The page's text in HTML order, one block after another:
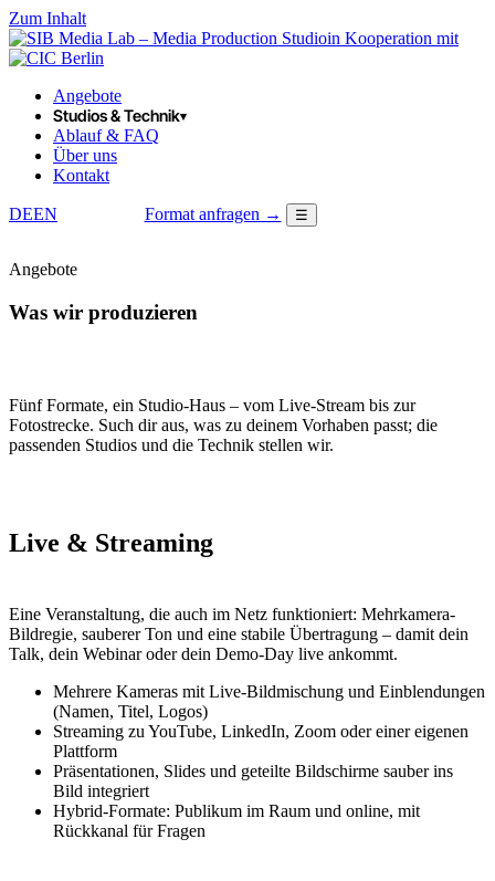
Zum Inhalt
in Kooperation mit
Angebote
Studios & Technik▾
Ablauf & FAQ
Über uns
Kontakt
DEEN Format anfragen → ☰
Angebote
Was wir produzieren
Fünf Formate, ein Studio-Haus – vom Live-Stream bis zur
Fotostrecke. Such dir aus, was zu deinem Vorhaben passt; die
passenden Studios und die Technik stellen wir.
Live & Streaming
Eine Veranstaltung, die auch im Netz funktioniert: Mehrkamera-
Bildregie, sauberer Ton und eine stabile Übertragung – damit dein
Talk, dein Webinar oder dein Demo-Day live ankommt.
Mehrere Kameras mit Live-Bildmischung und Einblendungen
(Namen, Titel, Logos)
Streaming zu YouTube, LinkedIn, Zoom oder einer eigenen
Plattform
Präsentationen, Slides und geteilte Bildschirme sauber ins
Bild integriert
Hybrid-Formate: Publikum im Raum und online, mit
Rückkanal für Fragen